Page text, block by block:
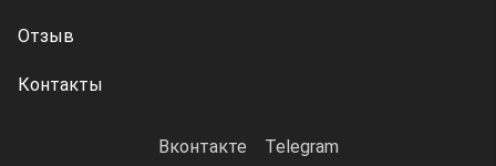
Отзыв
Контакты
Вконтакте Telegram